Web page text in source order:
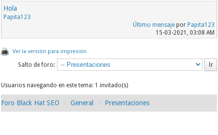
Hola
Papita123
Último mensajepor Papita123
15-03-2021, 03:08 AM
Ver la versión para impresión
Salto de foro:
Usuarios navegando en este tema: 1 invitado(s)
Foro Black Hat SEO General Presentaciones